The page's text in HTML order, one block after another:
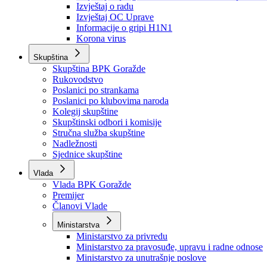
Obavještenja i izvještaji
Obavještenja Vlade
Izvještajno prognozna služba Ministarstva privrede
Izvještaj o radu
Izvještaj OC Uprave
Informacije o gripi H1N1
Korona virus
Skupština
Skupština BPK Goražde
Rukovodstvo
Poslanici po strankama
Poslanici po klubovima naroda
Kolegij skupštine
Skupštinski odbori i komisije
Stručna služba skupštine
Nadležnosti
Sjednice skupštine
Vlada
Vlada BPK Goražde
Premijer
Članovi Vlade
Ministarstva